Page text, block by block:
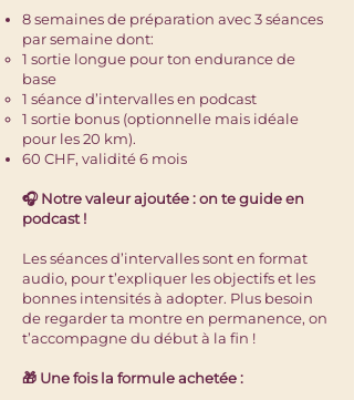
8 semaines de préparation avec 3 séances
par semaine dont:
1 sortie longue pour ton endurance de
base
1 séance d’intervalles en podcast
1 sortie bonus (optionnelle mais idéale
pour les 20 km).
60 CHF, validité 6 mois
🎧 Notre valeur ajoutée : on te guide en
podcast !
Les séances d’intervalles sont en format
audio, pour t’expliquer les objectifs et les
bonnes intensités à adopter. Plus besoin
de regarder ta montre en permanence, on
t’accompagne du début à la fin !
🎁 Une fois la formule achetée :